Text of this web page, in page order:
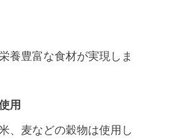
養豊富な食材が実現しま
用
、麦などの穀物は使用し